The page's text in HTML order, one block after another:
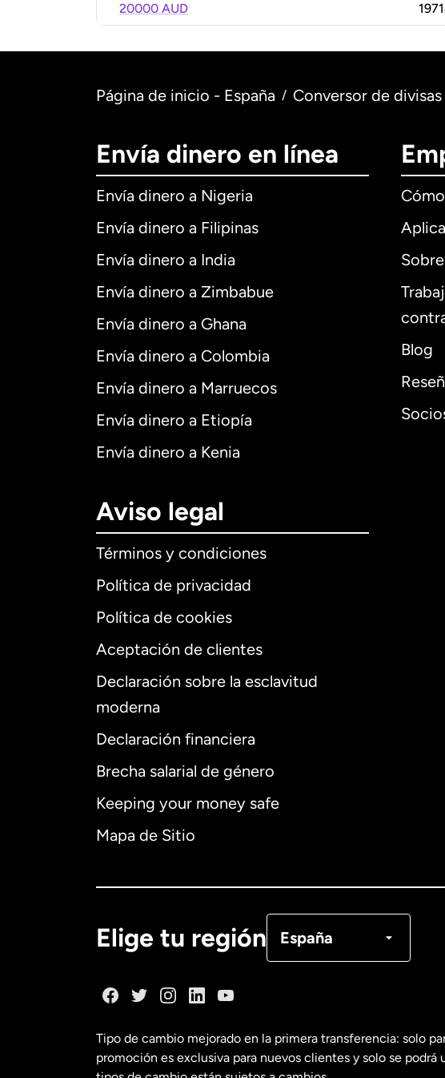
20000 AUD
Página de inicio - España / Conversor de divisas
Envía dinero en línea
Envía dinero a Nigeria
Envía dinero a Filipinas
Envía dinero a India
Envía dinero a Zimbabue
Envía dinero a Ghana
Envía dinero a Colombia
Envía dinero a Marruecos
Envía dinero a Etiopía
Envía dinero a Kenia
Blog
Aviso legal
Términos y condiciones
Política de privacidad
Política de cookies
Aceptación de clientes
Declaración sobre la esclavitud
moderna
Declaración financiera
Brecha salarial de género
Keeping your money safe
Mapa de Sitio
Elige tu región España
Internacional
Alemania
Estados Unidos English
Tipo de cambio mejorado en la primera transferencia: solo
promoción es exclusiva para nuevos clientes y solo se podrá